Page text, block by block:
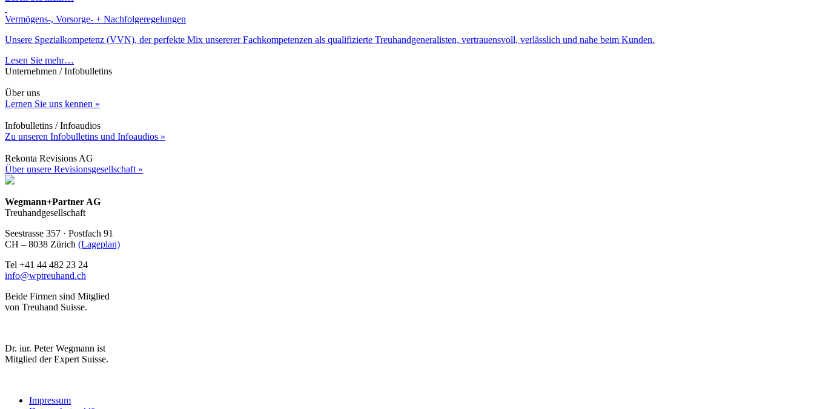
Vermögens-, Vorsorge- + Nachfolgeregelungen
Unsere Spezialkompetenz (VVN), der perfekte Mix unsererer Fachkompetenzen als qualifizierte Treuhandgeneralisten, vertrauensvoll, verlässlich und nahe beim Kunden.
Lesen Sie mehr…
Unternehmen / Infobulletins
Über uns
Lernen Sie uns kennen »
Infobulletins / Infoaudios
Zu unseren Infobulletins und Infoaudios »
Rekonta Revisions AG
Über unsere Revisionsgesellschaft »
Wegmann+Partner AG
Treuhandgesellschaft
Seestrasse 357 · Postfach 91
CH – 8038 Zürich (Lageplan)
Tel +41 44 482 23 24
info@wptreuhand.ch
Beide Firmen sind Mitglied
von Treuhand Suisse.
Dr. iur. Peter Wegmann ist
Mitglied der Expert Suisse.
Impressum